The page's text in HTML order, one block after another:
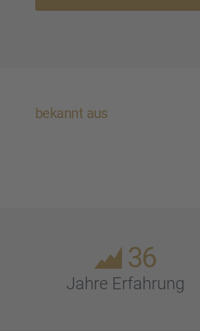
bekannt aus
36
Jahre Erfah­rung